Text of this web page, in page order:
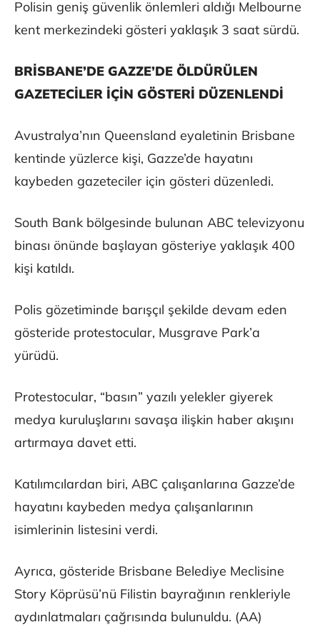
Polisin geniş güvenlik önlemleri aldığı Melbourne
kent merkezindeki gösteri yaklaşık 3 saat sürdü.
BRİSBANE’DE GAZZE’DE ÖLDÜRÜLEN
GAZETECİLER İÇİN GÖSTERİ DÜZENLENDİ
Avustralya’nın Queensland eyaletinin Brisbane
kentinde yüzlerce kişi, Gazze’de hayatını
kaybeden gazeteciler için gösteri düzenledi.
South Bank bölgesinde bulunan ABC televizyonu
binası önünde başlayan gösteriye yaklaşık 400
kişi katıldı.
Polis gözetiminde barışçıl şekilde devam eden
gösteride protestocular, Musgrave Park’a
yürüdü.
Protestocular, “basın” yazılı yelekler giyerek
medya kuruluşlarını savaşa ilişkin haber akışını
artırmaya davet etti.
Katılımcılardan biri, ABC çalışanlarına Gazze’de
hayatını kaybeden medya çalışanlarının
isimlerinin listesini verdi.
Ayrıca, gösteride Brisbane Belediye Meclisine
Story Köprüsü’nü Filistin bayrağının renkleriyle
aydınlatmaları çağrısında bulunuldu. (AA)